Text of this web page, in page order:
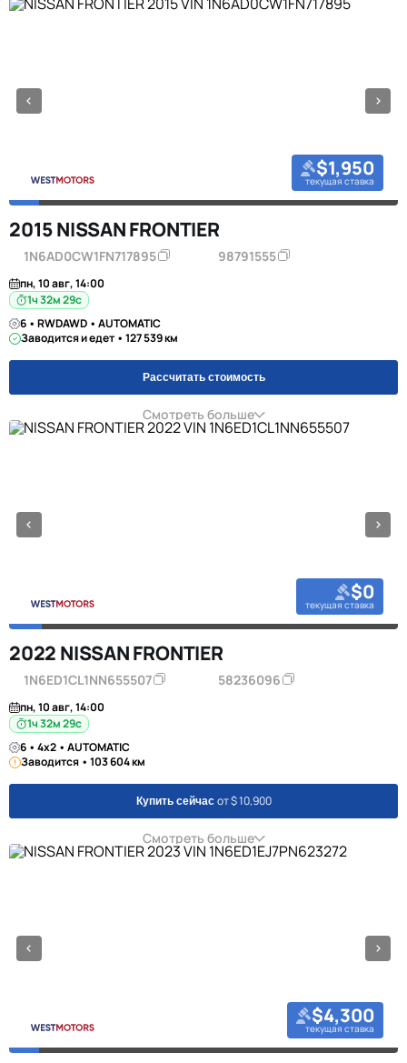
$1,950
текущая ставка
2015 NISSAN FRONTIER
1N6AD0CW1FN717895 98791555
пн, 10 авг, 14:00
1ч 32м 28с
6 • RWDAWD • AUTOMATIC
Заводится и едет • 127 539 км
Рассчитать стоимость
Смотреть больше
$0
текущая ставка
2022 NISSAN FRONTIER
1N6ED1CL1NN655507 58236096
пн, 10 авг, 14:00
1ч 32м 28с
6 • 4x2 • AUTOMATIC
Заводится • 103 604 км
Купить сейчас от $ 10,900
Смотреть больше
$4,300
текущая ставка